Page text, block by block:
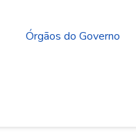
Órgãos do Governo